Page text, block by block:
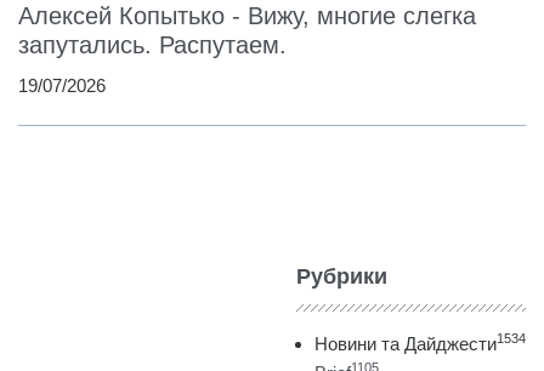
Алексей Копытько - Вижу, многие слегка
запутались. Распутаем.
19/07/2026
Рубрики
Новини та Дайджести1534
1105